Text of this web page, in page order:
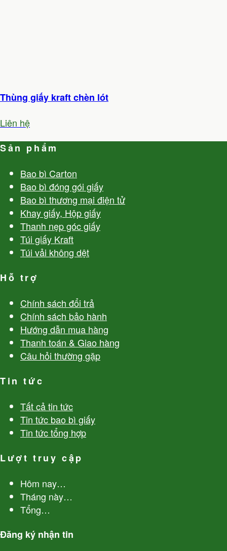
Thùng giấy kraft chèn lót
Liên hệ
Sản phẩm
Bao bì Carton
Bao bì đóng gói giấy
Bao bì thương mại điện tử
Khay giấy, Hộp giấy
Thanh nẹp góc giấy
Túi giấy Kraft
Túi vải không dệt
Hỗ trợ
Chính sách đổi trả
Chính sách bảo hành
Hướng dẫn mua hàng
Thanh toán & Giao hàng
Câu hỏi thường gặp
Tin tức
Tất cả tin tức
Tin tức bao bì giấy
Tin tức tổng hợp
Lượt truy cập
Hôm nay…
Tháng này…
Tổng…
Đăng ký nhận tin